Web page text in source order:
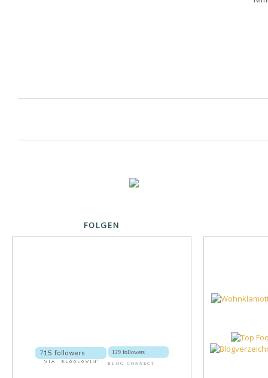
FOLGEN
129 followers
BLOG CONNECT